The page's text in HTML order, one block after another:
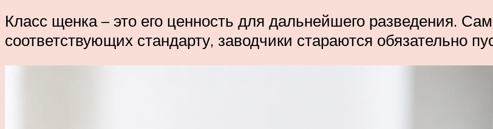
Класс щенка – это его ценность для дальнейшего разведения.
соответствующих стандарту, заводчики стараются обязательно